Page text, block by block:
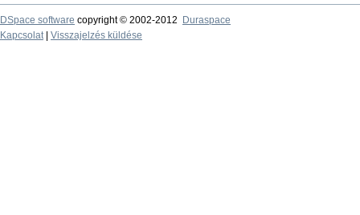
DSpace software copyright © 2002-2012
Duraspace
Kapcsolat| Visszajelzés küldése